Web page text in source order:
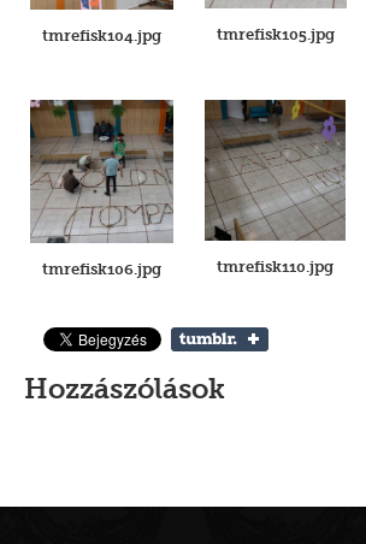
tmrefisk104.jpg tmrefisk105.jpg
tmrefisk106.jpg tmrefisk110.jpg
Hozzászólások